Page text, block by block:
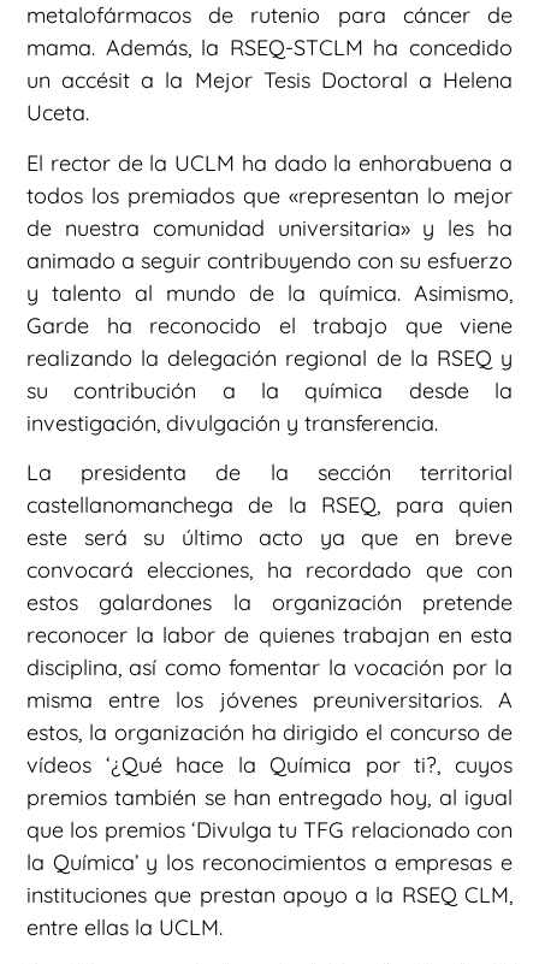
metalofármacos de rutenio para cáncer de
mama. Además, la RSEQ-STCLM ha concedido
un accésit a la Mejor Tesis Doctoral a Helena
Uceta.
El rector de la UCLM ha dado la enhorabuena a
todos los premiados que «representan lo mejor
de nuestra comunidad universitaria» y les ha
animado a seguir contribuyendo con su esfuerzo
y talento al mundo de la química. Asimismo,
Garde ha reconocido el trabajo que viene
realizando la delegación regional de la RSEQ y
su contribución a la química desde la
investigación, divulgación y transferencia.
La presidenta de la sección territorial
castellanomanchega de la RSEQ, para quien
este será su último acto ya que en breve
convocará elecciones, ha recordado que con
estos galardones la organización pretende
reconocer la labor de quienes trabajan en esta
disciplina, así como fomentar la vocación por la
misma entre los jóvenes preuniversitarios. A
estos, la organización ha dirigido el concurso de
vídeos ‘¿Qué hace la Química por ti?, cuyos
premios también se han entregado hoy, al igual
que los premios ‘Divulga tu TFG relacionado con
la Química’ y los reconocimientos a empresas e
instituciones que prestan apoyo a la RSEQ CLM,
entre ellas la UCLM.